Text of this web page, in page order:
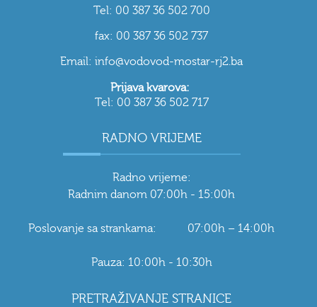
Tel: 00 387 36 502 700
fax: 00 387 36 502 737
Email: info@vodovod-mostar-rj2.ba
Prijava kvarova:
Tel: 00 387 36 502 717
RADNO VRIJEME
Radno vrijeme:
Radnim danom 07:00h - 15:00h
Poslovanje sa strankama: 07:00h – 14:00h
Pauza: 10:00h - 10:30h
PRETRAŽIVANJE STRANICE